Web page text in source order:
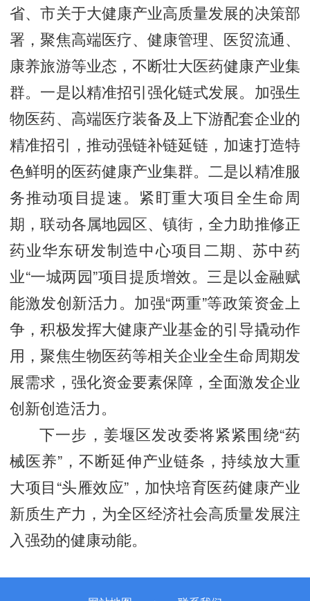
省、市关于大健康产业高质量发展的决策部
署，聚焦高端医疗、健康管理、医贸流通、
康养旅游等业态，不断壮大医药健康产业集
群。一是以精准招引强化链式发展。加强生
物医药、高端医疗装备及上下游配套企业的
精准招引，推动强链补链延链，加速打造特
色鲜明的医药健康产业集群。二是以精准服
务推动项目提速。紧盯重大项目全生命周
期，联动各属地园区、镇街，全力助推修正
药业华东研发制造中心项目二期、苏中药
业“一城两园”项目提质增效。三是以金融赋
能激发创新活力。加强“两重”等政策资金上
争，积极发挥大健康产业基金的引导撬动作
用，聚焦生物医药等相关企业全生命周期发
展需求，强化资金要素保障，全面激发企业
创新创造活力。
下一步，姜堰区发改委将紧紧围绕“药
械医养”，不断延伸产业链条，持续放大重
大项目“头雁效应”，加快培育医药健康产业
新质生产力，为全区经济社会高质量发展注
入强劲的健康动能。